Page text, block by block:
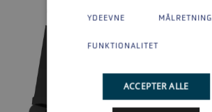
YDEEVNE MÅLRETNING
FUNKTIONALITET
ACCEPTER ALLE